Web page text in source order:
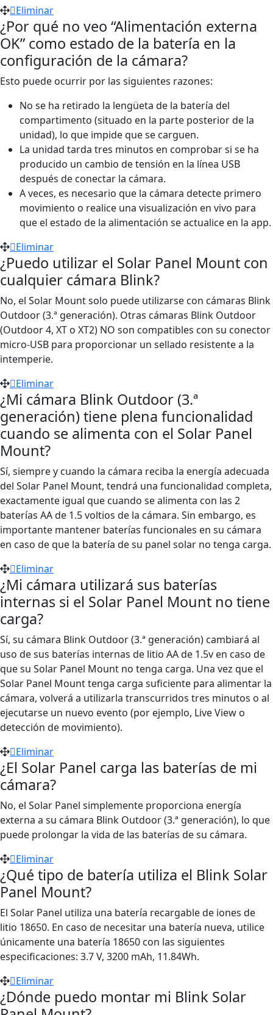
Eliminar
¿Por qué no veo “Alimentación externa
OK” como estado de la batería en la
configuración de la cámara?
Esto puede ocurrir por las siguientes razones:
No se ha retirado la lengüeta de la batería del
compartimento (situado en la parte posterior de la
unidad), lo que impide que se carguen.
La unidad tarda tres minutos en comprobar si se ha
producido un cambio de tensión en la línea USB
después de conectar la cámara.
A veces, es necesario que la cámara detecte primero
movimiento o realice una visualización en vivo para
que el estado de la alimentación se actualice en la app.
Eliminar
¿Puedo utilizar el Solar Panel Mount con
cualquier cámara Blink?
No, el Solar Mount solo puede utilizarse con cámaras Blink
Outdoor (3.ª generación). Otras cámaras Blink Outdoor
(Outdoor 4, XT o XT2) NO son compatibles con su conector
micro-USB para proporcionar un sellado resistente a la
intemperie.
Eliminar
¿Mi cámara Blink Outdoor (3.ª
generación) tiene plena funcionalidad
cuando se alimenta con el Solar Panel
Mount?
Sí, siempre y cuando la cámara reciba la energía adecuada
del Solar Panel Mount, tendrá una funcionalidad completa,
exactamente igual que cuando se alimenta con las 2
baterías AA de 1.5 voltios de la cámara. Sin embargo, es
importante mantener baterías funcionales en su cámara
en caso de que la batería de su panel solar no tenga carga.
Eliminar
¿Mi cámara utilizará sus baterías
internas si el Solar Panel Mount no tiene
carga?
Sí, su cámara Blink Outdoor (3.ª generación) cambiará al
uso de sus baterías internas de litio AA de 1.5v en caso de
que su Solar Panel Mount no tenga carga. Una vez que el
Solar Panel Mount tenga carga suficiente para alimentar la
cámara, volverá a utilizarla transcurridos tres minutos o al
ejecutarse un nuevo evento (por ejemplo, Live View o
detección de movimiento).
Eliminar
¿El Solar Panel carga las baterías de mi
cámara?
No, el Solar Panel simplemente proporciona energía
externa a su cámara Blink Outdoor (3.ª generación), lo que
puede prolongar la vida de las baterías de su cámara.
Eliminar
¿Qué tipo de batería utiliza el Blink Solar
Panel Mount?
El Solar Panel utiliza una batería recargable de iones de
litio 18650. En caso de necesitar una batería nueva, utilice
únicamente una batería 18650 con las siguientes
especificaciones: 3.7 V, 3200 mAh, 11.84Wh.
Eliminar
¿Dónde puedo montar mi Blink Solar